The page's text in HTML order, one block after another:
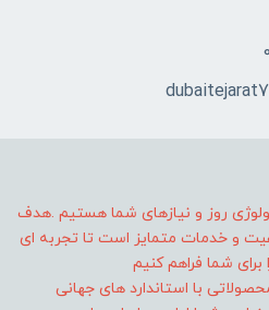
روز و نیازهای شما هستیم .هدف
و خدمات متمایز است تا تجربه ای
شما فراهم کنیم
با استاندارد های جهانی